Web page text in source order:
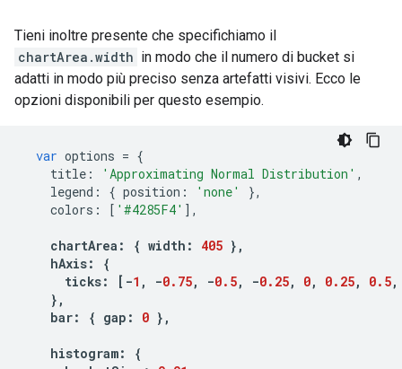
Tieni inoltre presente che specifichiamo il
chartArea.width in modo che il numero di bucket si
adatti in modo più preciso senza artefatti visivi. Ecco le
opzioni disponibili per questo esempio.
var options = {
title : 'Approximating Normal Distribution' ,
legend : { position : 'none'
},
colors : [ '#4285F4' ],
chartArea : { width : 405 },
hAxis:
{
ticks: [-1 , -0.75, -0.5, -0.25, 0, 0.25, 0.5,
},
bar: { gap : 0 },
histogram:
{